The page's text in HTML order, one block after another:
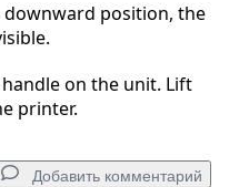
position, the
on the unit. Lift
printer.
Добавить комментарий